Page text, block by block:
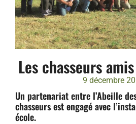
Les chasseurs
9 décembre
Un partenariat entre l’Abeille
chasseurs est engagé avec
école.